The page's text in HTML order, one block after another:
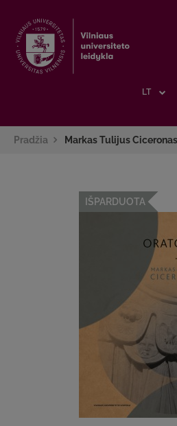
LT
Pradžia Markas Tulijus
IŠPARDUOTA